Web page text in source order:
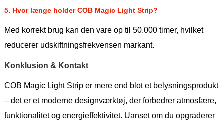
5. Hvor længe holder COB Magic Light Strip?
Med korrekt brug kan den vare op til 50.000 timer, hvilket
reducerer udskiftningsfrekvensen markant.
Konklusion & Kontakt
COB Magic Light Strip er mere end blot et belysningsprodukt
– det er et moderne designværktøj, der forbedrer atmosfære,
funktionalitet og energieffektivitet. Uanset om du opgraderer